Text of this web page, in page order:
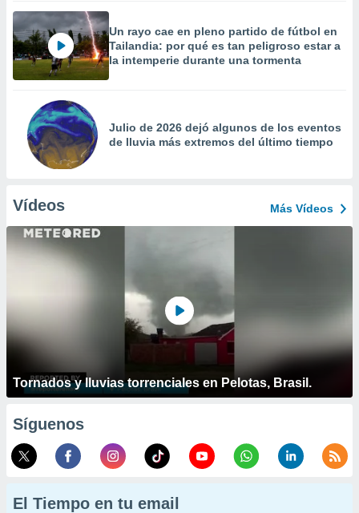
Un rayo cae en pleno partido de fútbol en
Tailandia: por qué es tan peligroso estar a
la intemperie durante una tormenta
Julio de 2026 dejó algunos de los eventos
de lluvia más extremos del último tiempo
Vídeos Más Vídeos
Tornados y lluvias torrenciales en Pelotas, Brasil.
Síguenos
El Tiempo en tu email